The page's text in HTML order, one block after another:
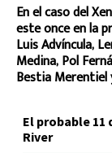
En el caso del
este once en la
Luis Advíncula,
Medina, Pol
Bestia Merentiel